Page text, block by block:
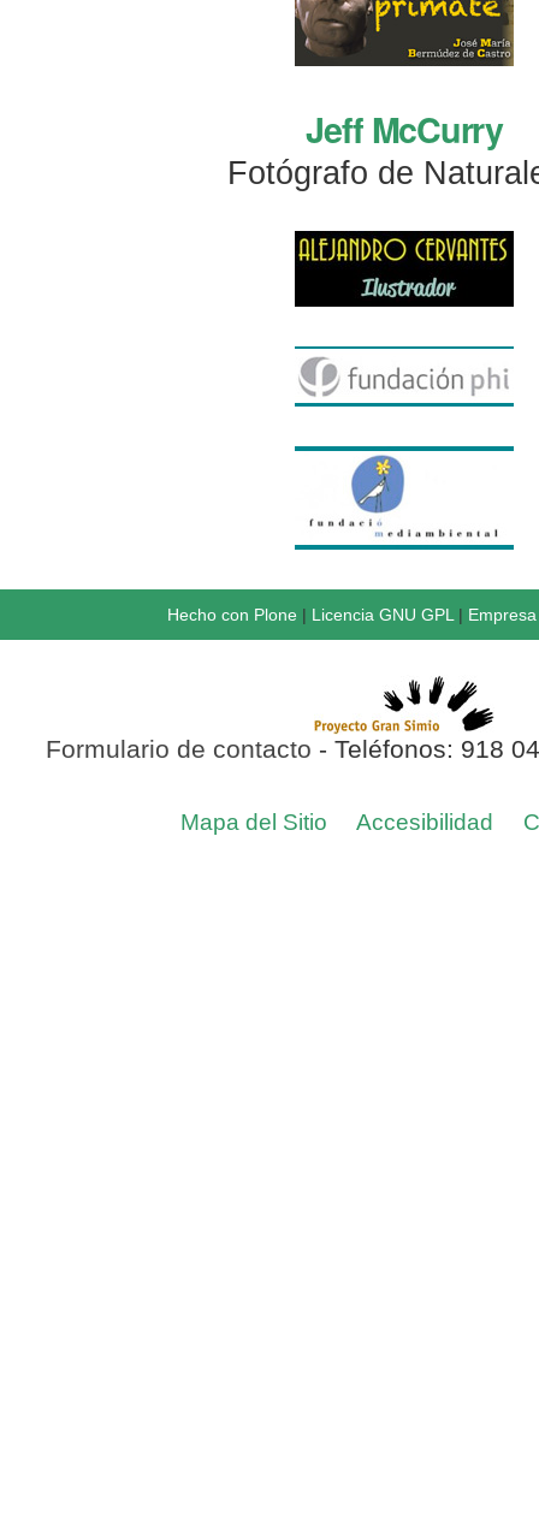
Jeff McCurry
Fotógrafo de
Hecho con Plone| Licencia GNU GPL |
Formulario de contacto - Teléfonos: 918
Mapa del Sitio Accesibilidad